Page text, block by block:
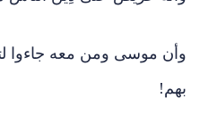
وأن موسى ومن معه جاءوا
بهم!